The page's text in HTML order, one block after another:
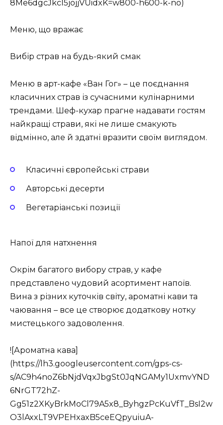
8Me6dgcJkcI5jojjVUidxK=w800-h600-k-no)
Меню, що вражає
Вибір страв на будь-який смак
Меню в арт-кафе «Ван Гог» – це поєднання
класичних страв із сучасними кулінарними
трендами. Шеф-кухар прагне надавати гостям
найкращі страви, які не лише смакують
відмінно, але й здатні вразити своїм виглядом.
Класичні європейські страви
Авторські десерти
Вегетаріанські позиції
Напої для натхнення
Окрім багатого вибору страв, у кафе
представлено чудовий асортимент напоїв.
Вина з різних куточків світу, ароматні кави та
чаювання – все це створює додаткову нотку
мистецького задоволення.
![Ароматна кава]
(https://lh3.googleusercontent.com/gps-cs-
s/AC9h4noZ6bNjdVqxJbgSt0JqNGAMy1UxmvYND
6NrGT72hZ-
Gg51z2XKyBrkMoCl79A5x8_ByhgzPcKuVfT_BsI2w
O3lAxxLT9VPEHxaxB5ceEQpyuiuA-